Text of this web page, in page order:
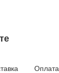
Оплата